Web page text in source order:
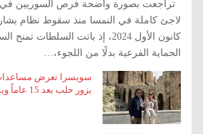
تراجعت بصورة واضحة فرص السوريين
لاجئ كاملة في النمسا منذ سقوط نظام
كانون الأول 2024، إذ باتت السلطات
الحماية الفرعية بدلًا من اللجوء،…
سويسرا تعرض
يزور حلب بعد 15 عاماً ويستبعد العودة نهائياً